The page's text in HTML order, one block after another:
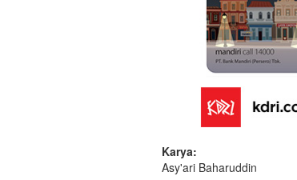
Karya:
Asy'ari Baharuddin